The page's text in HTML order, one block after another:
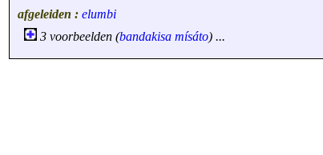
afgeleiden : elumbi
3 voorbeelden (bandakisa mísáto) ...